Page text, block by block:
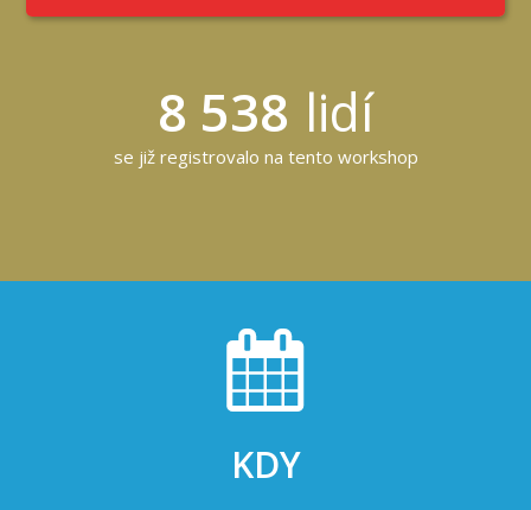
8 538 lidí
se již registrovalo na tento workshop
KDY